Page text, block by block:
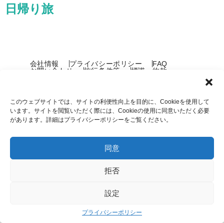
このウェブサイトでは、サイトの利便性向上を目的に、Cookieを使用して
います。サイトを閲覧いただく際には、Cookieの使用に同意いただく必要
があります。詳細はプライバシーポリシーをご覧ください。
同意
拒否
設定
プライバシーポリシー
日帰り旅
会社情報 プライバシーポリシー
FAQ
お問い合わせ
旅行条件等
標識・約款
Copyright © COOL JAPAN TRAVEL, Inc.